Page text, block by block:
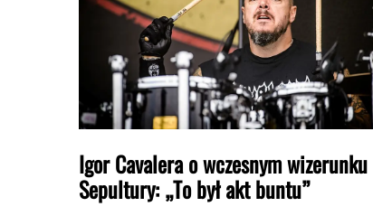
Igor Cavalera o wczesnym wizerunku
Sepultury: „To był akt buntu”